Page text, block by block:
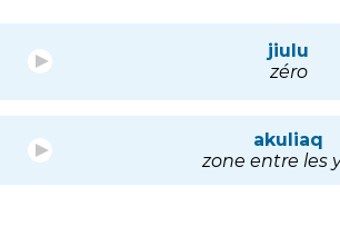
jiulu
zéro
akuliaq
zone entre les